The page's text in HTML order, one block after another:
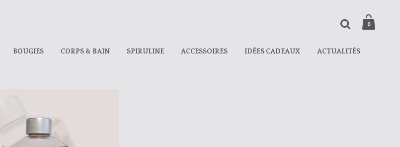
0
BOUGIES CORPS & BAIN SPIRULINE ACCESSOIRES IDÉES CADEAUX ACTUALITÉS